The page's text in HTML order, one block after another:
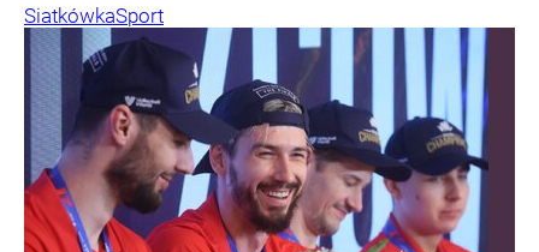
SiatkówkaSport